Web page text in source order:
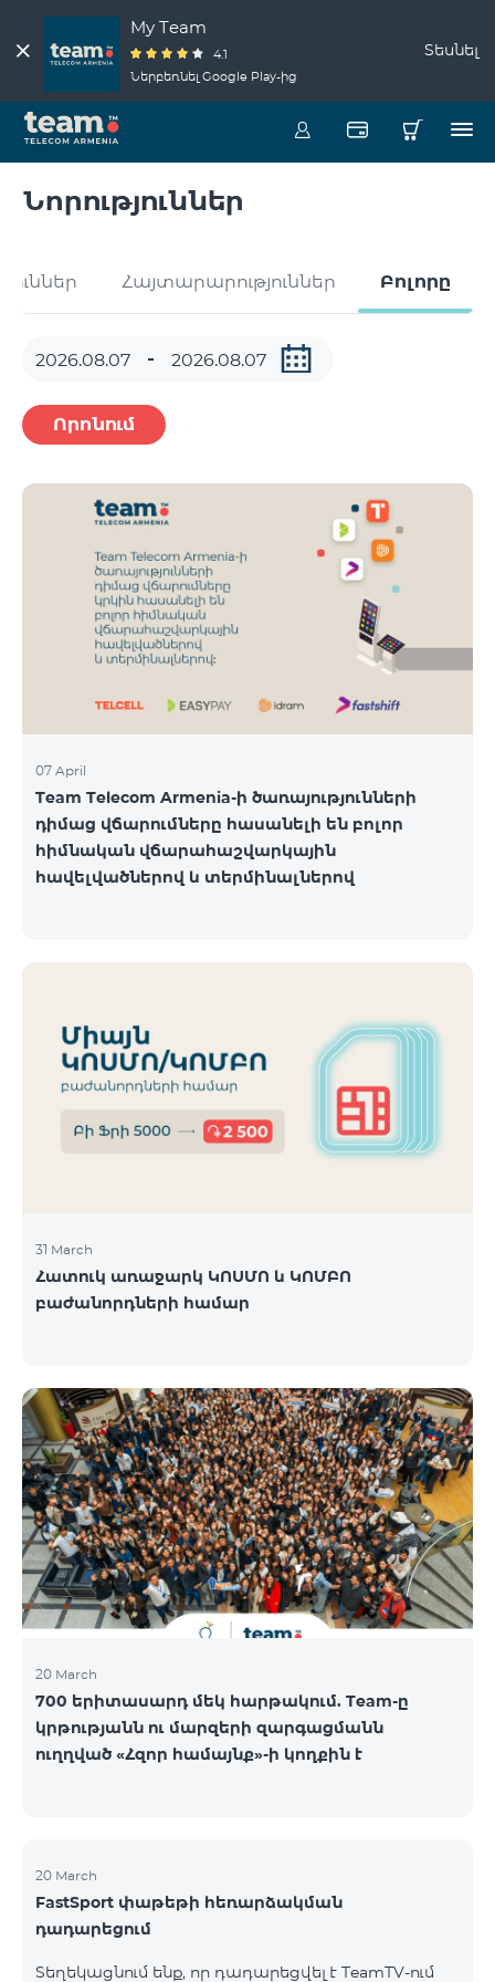
My Team
4.1
Ներբեռնել Google Play-ից
Տեսնել
Նորություններ
Հայտարարություններ Բոլորը
Որոնում
07 April
Team Telecom Armenia-ի ծառայությունների
դիմաց վճարումները հասանելի են բոլոր
հիմնական վճարահաշվարկային
հավելվածներով և տերմինալներով
31 March
Հատուկ առաջարկ ԿՈՍՄՈ և ԿՈՄԲՈ
բաժանորդների համար
20 March
700 երիտասարդ մեկ հարթակում. Team-ը
կրթությանն ու մարզերի զարգացմանն
ուղղված «Հզոր համայնք»-ի կողքին է
20 March
FastSport փաթեթի հեռարձակման
դադարեցում
Տեղեկացնում ենք, որ դադարեցվել է TeamTV-ում